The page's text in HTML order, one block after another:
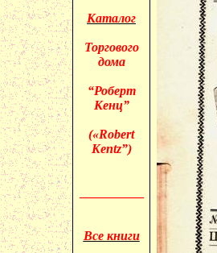
Каталог
Торгового
дома
“Роберт
Кенц”
(«Robert
Kentz”)
Все книги